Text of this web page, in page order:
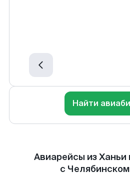
Найти
Авиарейсы из
с